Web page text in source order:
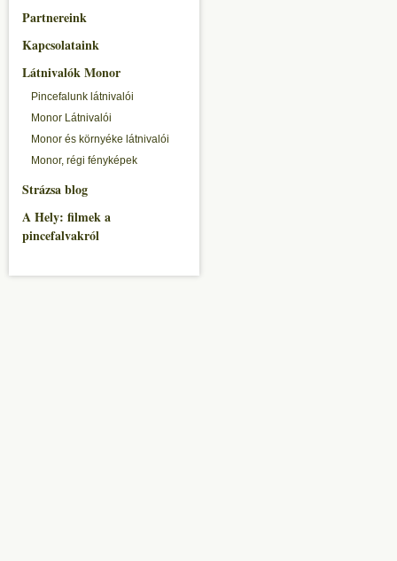
Partnereink
Kapcsolataink
Látnivalók Monor
Pincefalunk látnivalói
Monor Látnivalói
Monor és környéke látnivalói
Monor, régi fényképek
Strázsa blog
A Hely: filmek a
pincefalvakról